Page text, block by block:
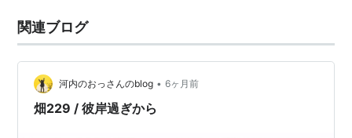
彼岸過迄 (新潮文庫)
作者: 夏目漱石
出版社/メーカー:
発売日:
関連ブログ
河内のおっさんのblog • 6ヶ月前
畑229 / 彼岸過ぎから